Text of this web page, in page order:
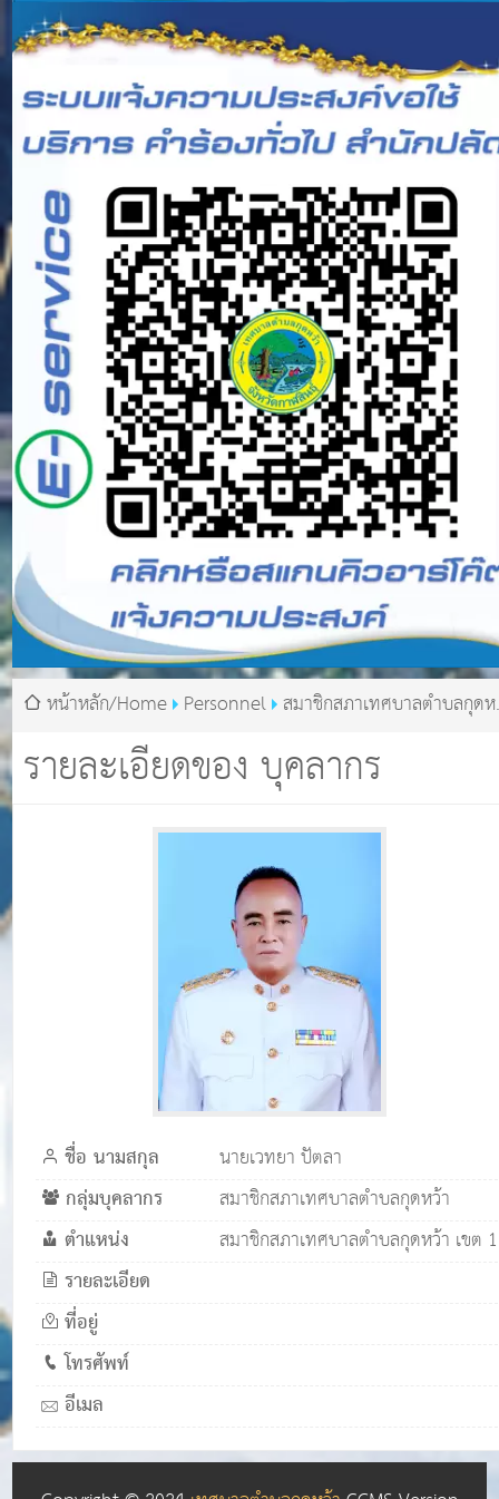
รายละเอียดของ บุคลากร
หน้าหลัก/Home Personnel สมาชิกสภาเทศบาลตำบลกุด
นายเวทยา ปัตลา
ชื่อ นามสกุล นายเวทยา ปัตลา
กลุ่มบุคลากร สมาชิกสภาเทศบาลตำบลกุดหว้า
ตำแหน่ง สมาชิกสภาเทศบาลตำบลกุดหว้า เขต 1
รายละเอียด
ที่อยู่
โทรศัพท์
อีเมล